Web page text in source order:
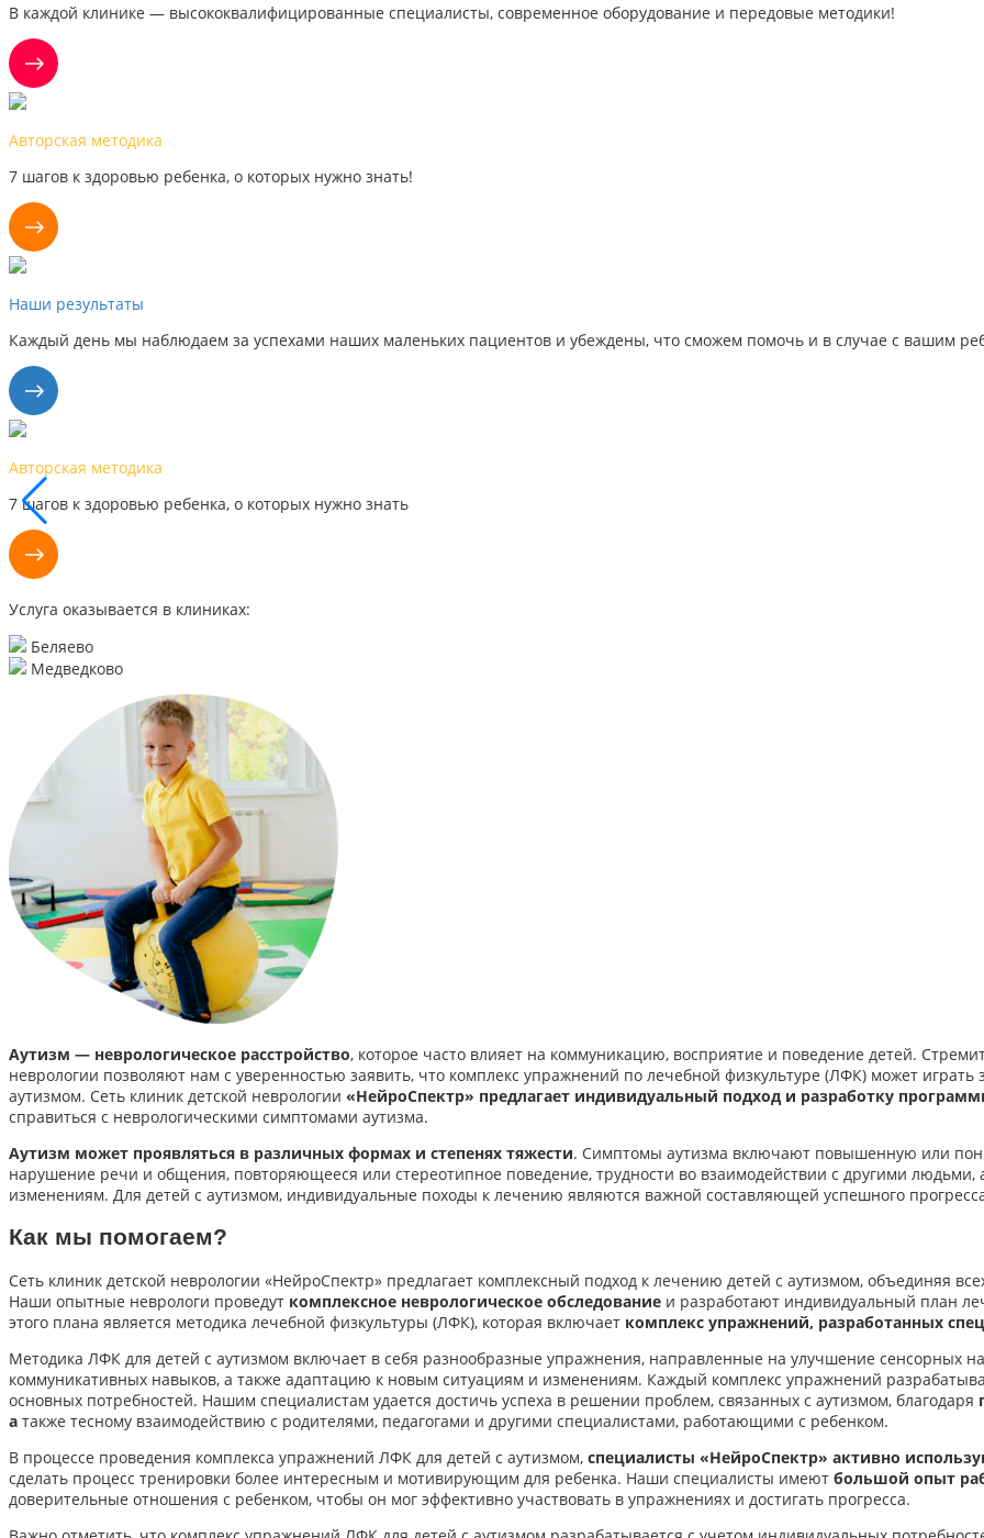
В каждой клинике — высококвалифицированные специалисты, современное оборудование и передовые методики!
Авторская методика
7 шагов к здоровью ребенка, о которых нужно знать!
Наши результаты
Каждый день мы наблюдаем за успехами наших маленьких пациентов и убеждены, что сможем помочь и в случае с вашим
Авторская методика
7 шагов к здоровью ребенка, о которых нужно знать
Услуга оказывается в клиниках:
Беляево
Медведково
Аутизм — неврологическое расстройство, которое часто влияет на коммуникацию, восприятие и поведение детей.
неврологии позволяют нам с уверенностью заявить, что комплекс упражнений по лечебной физкультуре (ЛФК) может
аутизмом. Сеть клиник детской неврологии «НейроСпектр» предлагает индивидуальный подход и разработку
справиться с неврологическими симптомами аутизма.
Аутизм может проявляться в различных формах и степенях тяжести. Симптомы аутизма включают повышенную или
нарушение речи и общения, повторяющееся или стереотипное поведение, трудности во взаимодействии с другими
изменениям. Для детей с аутизмом, индивидуальные походы к лечению являются важной составляющей успешного
Как мы помогаем?
Сеть клиник детской неврологии «НейроСпектр» предлагает комплексный подход к лечению детей с аутизмом, объединяя
Наши опытные неврологи проведут комплексное неврологическое обследование и разработают индивидуальный план
этого плана является методика лечебной физкультуры (ЛФК), которая включает комплекс упражнений, разработанных
Методика ЛФК для детей с аутизмом включает в себя разнообразные упражнения, направленные на улучшение сенсорных
коммуникативных навыков, а также адаптацию к новым ситуациям и изменениям. Каждый комплекс упражнений
основных потребностей. Нашим специалистам удается достичь успеха в решении проблем, связанных с аутизмом, благодаря
а также тесному взаимодействию с родителями, педагогами и другими специалистами, работающими с ребенком.
В процессе проведения комплекса упражнений ЛФК для детей с аутизмом, специалисты «НейроСпектр» активно
сделать процесс тренировки более интересным и мотивирующим для ребенка. Наши специалисты имеют большой опыт
доверительные отношения с ребенком, чтобы он мог эффективно участвовать в упражнениях и достигать прогресса.